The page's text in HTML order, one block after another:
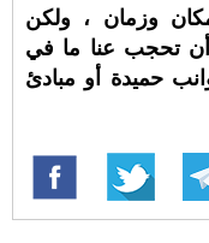
وزمان ، ولكن
أن تحجب عنا ما في
حميدة أو مبادئ